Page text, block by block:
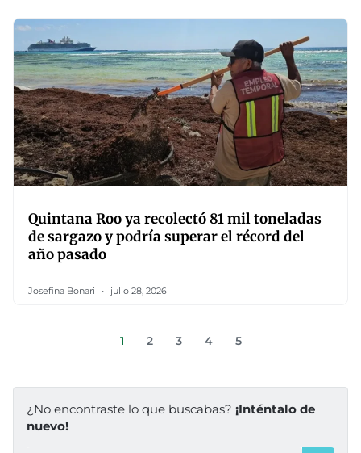
Quintana Roo ya recolectó 81 mil toneladas
de sargazo y podría superar el récord del
año pasado
Josefina Bonari julio 28, 2026
1 2 3 4 5
¿No encontraste lo que buscabas? ¡Inténtalo de
nuevo!